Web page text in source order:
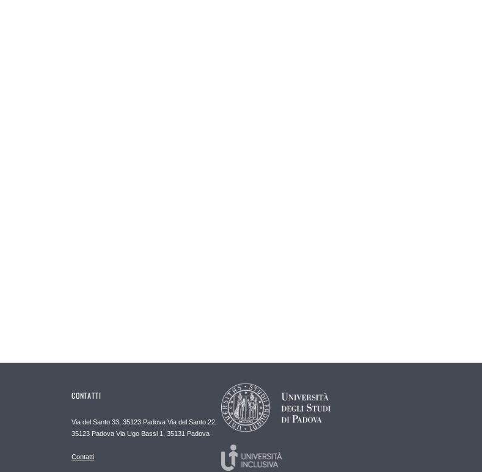
CONTATTI
Via del Santo 33, 35123 Padova Via del Santo 22,
35123 Padova Via Ugo Bassi 1, 35131 Padova
Contatti